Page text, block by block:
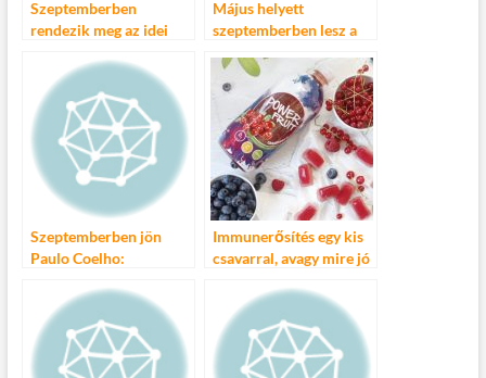
Szeptemberben
rendezik meg az idei
Május helyett
szeptemberben lesz a
és Környezetvédelmi
Fesztivál
Szeptemberben jön
Paulo Coelho:
könyve
Immunerősítés egy kis
csavarral, avagy mire jó